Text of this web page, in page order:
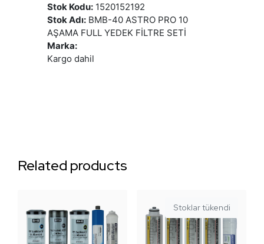
Stok Kodu: 1520152192
Stok Adı: BMB-40 ASTRO PRO 10
AŞAMA FULL YEDEK FİLTRE SETİ
Marka:
Kargo dahil
Related products
Stoklar tükendi